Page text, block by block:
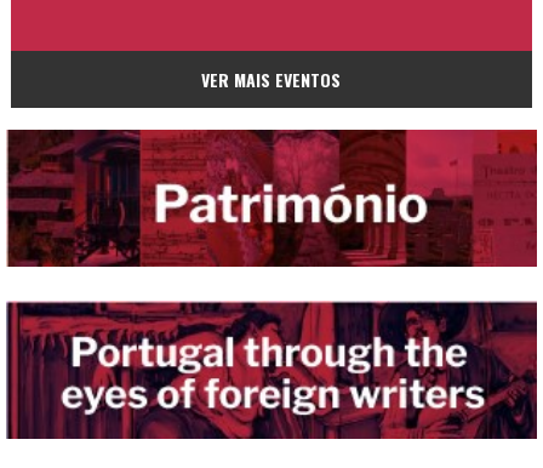
VER MAIS EVENTOS